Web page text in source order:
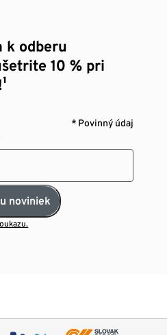
k odberu
10 % pri
* Povinný údaj
noviniek